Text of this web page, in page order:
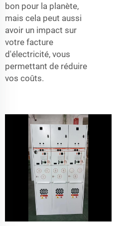
bon pour la planète,
mais cela peut aussi
avoir un impact sur
votre facture
d'électricité, vous
permettant de réduire
vos coûts.